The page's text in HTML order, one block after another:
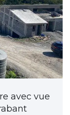
avec vue